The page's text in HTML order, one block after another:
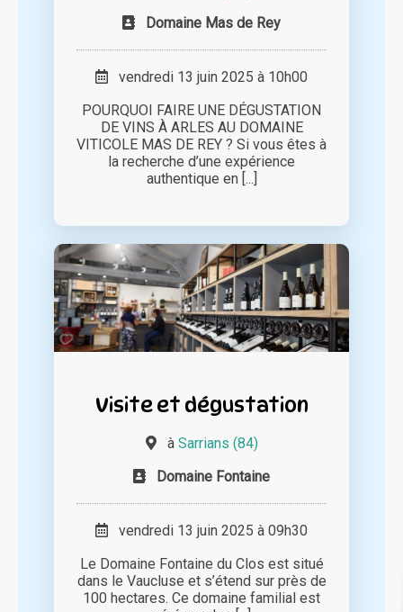
Domaine Mas de Rey
vendredi 13 juin 2025 à 10h00
POURQUOI FAIRE UNE DÉGUSTATION
DE VINS À ARLES AU DOMAINE
VITICOLE MAS DE REY ? Si vous êtes à
la recherche d’une expérience
authentique en [...]
Visite et dégustation
à Sarrians (84)
Domaine Fontaine
vendredi 13 juin 2025 à 09h30
Le Domaine Fontaine du Clos est situé
dans le Vaucluse et s’étend sur près de
100 hectares. Ce domaine familial est